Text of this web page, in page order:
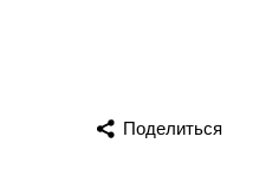
Поделиться